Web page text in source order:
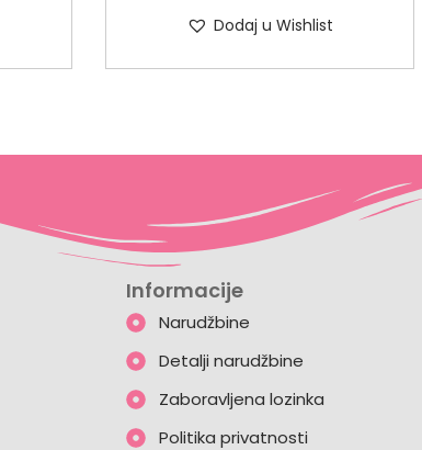
Dodaj u Wishlist
Informacije
Narudžbine
Detalji narudžbine
Zaboravljena lozinka
Politika privatnosti